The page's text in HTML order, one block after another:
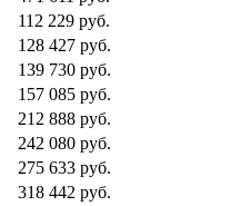
112 229 руб.
128 427 руб.
139 730 руб.
157 085 руб.
212 888 руб.
242 080 руб.
275 633 руб.
318 442 руб.